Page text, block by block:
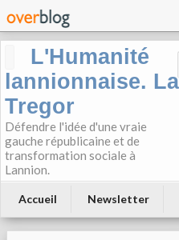
L'Humanité
lannionnaise.
Tregor
Défendre l'idée d'une vraie
gauche républicaine et de
transformation sociale à
Lannion.
Accueil Newsletter